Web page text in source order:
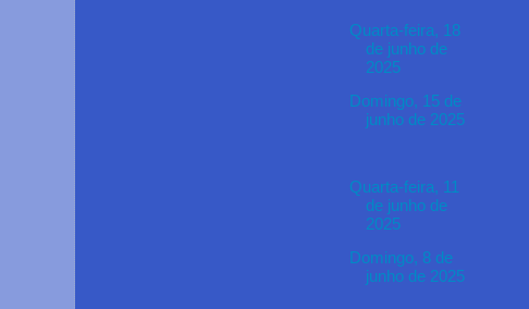
Quarta-feira, 18
de junho de
2025
Domingo, 15 de
junho de 2025
Quarta-feira, 11
de junho de
2025
Domingo, 8 de
junho de 2025